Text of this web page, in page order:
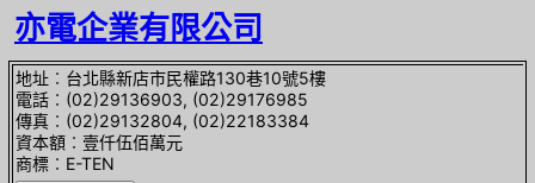
亦電企業有限公司
地址︰台北縣新店市民權路130巷10號5樓
電話︰(02)29136903, (02)29176985
傳真︰(02)29132804, (02)22183384
資本額︰壹仟伍佰萬元
商標︰E-TEN